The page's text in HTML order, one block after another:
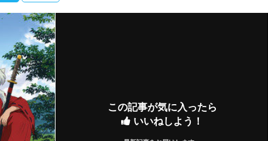
この記事が気に入ったら
いいねしよう！